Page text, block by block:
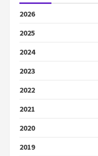
2026
2025
2024
2023
2022
2021
2020
2019